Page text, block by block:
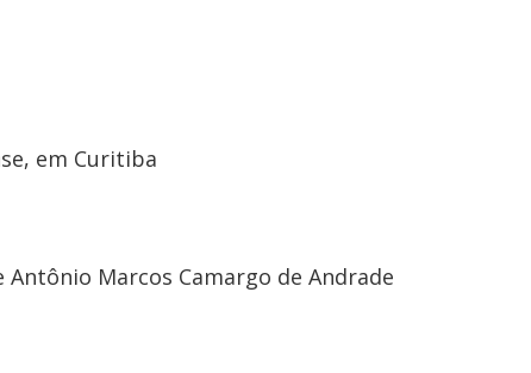
em Curitiba
Antônio Marcos Camargo de Andrade